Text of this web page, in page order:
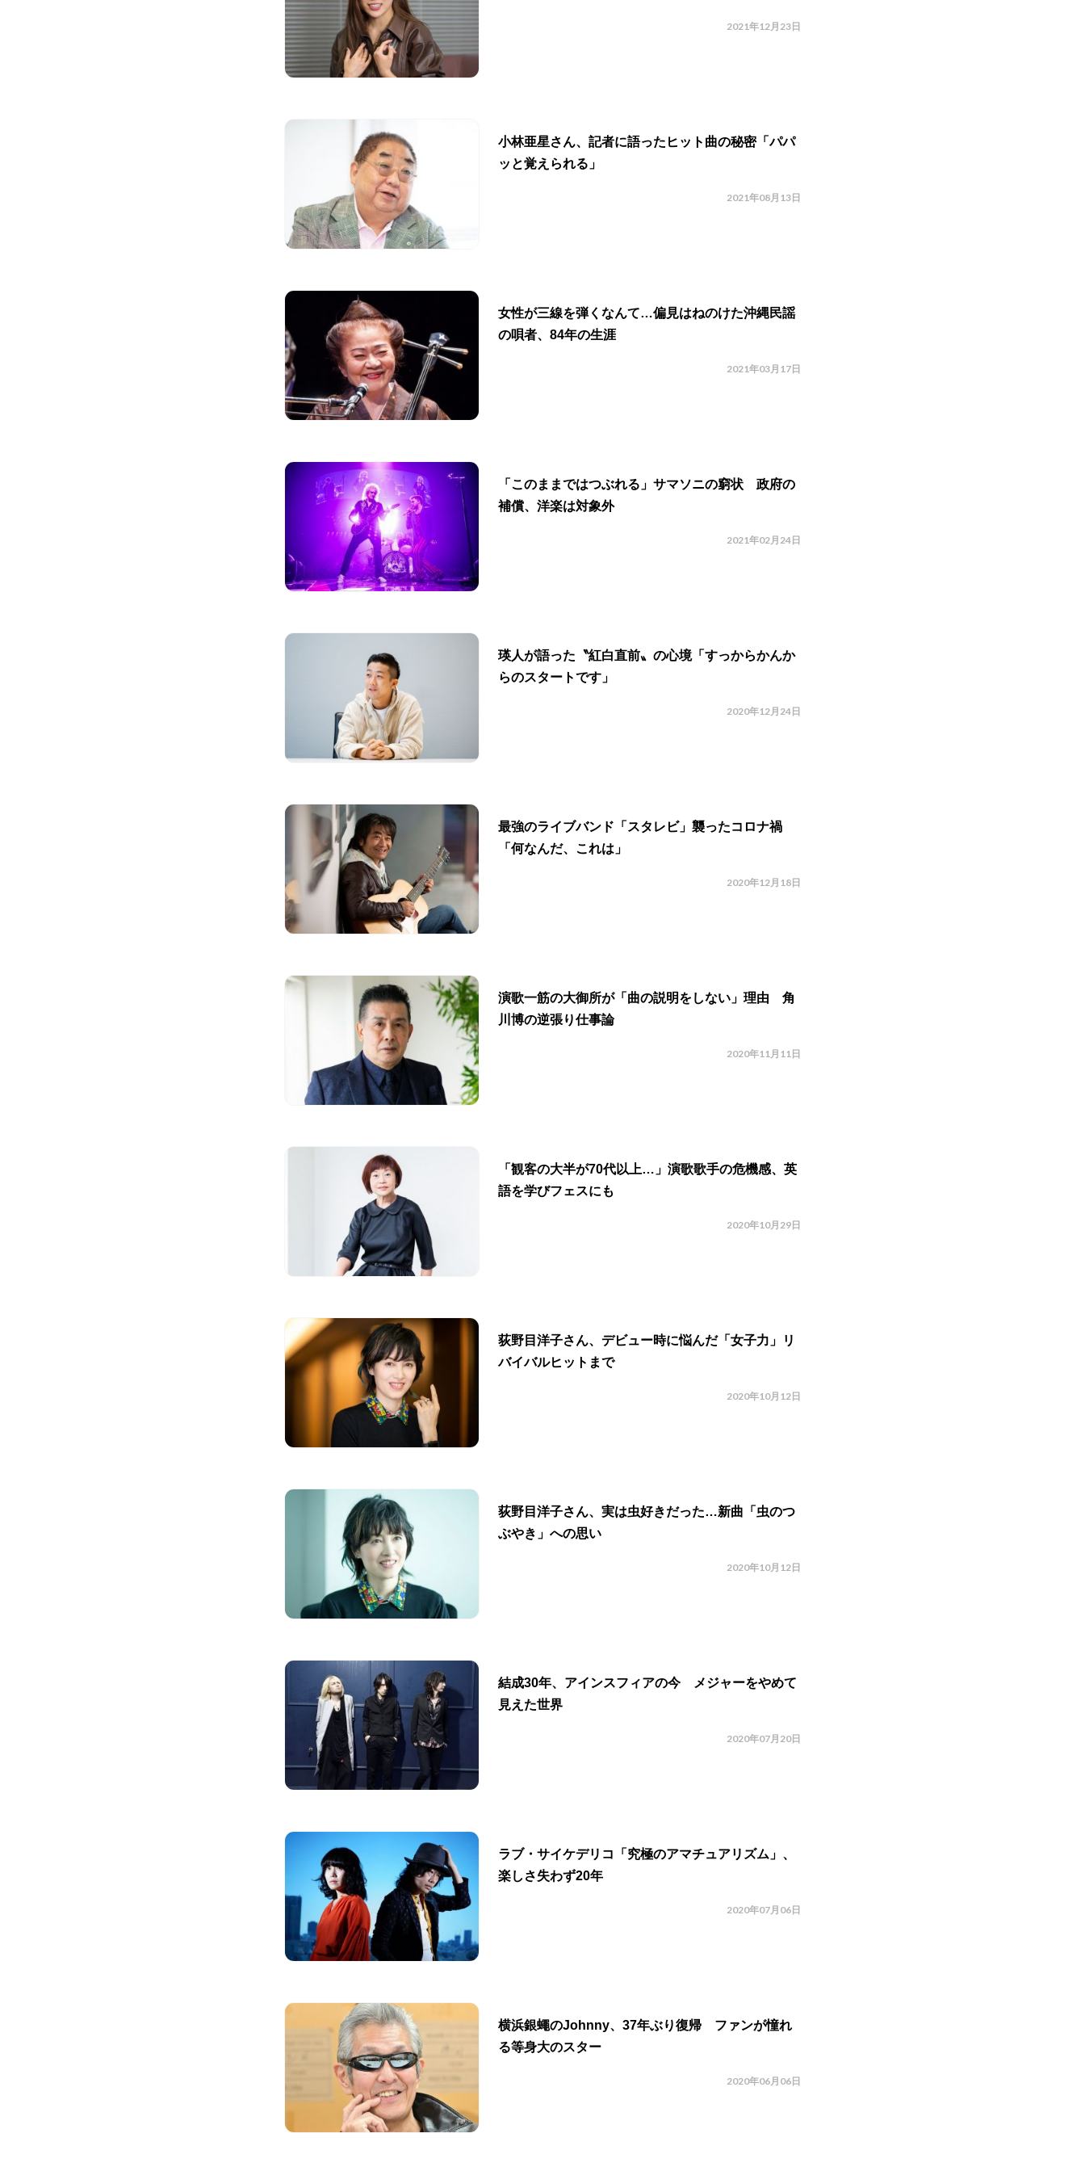
2021年12月23日
小林亜星さん、記者に語ったヒット曲の秘密「パパ
ッと覚えられる」
2021年08月13日
女性が三線を弾くなんて…偏見はねのけた沖縄民謡
の唄者、84年の生涯
2021年03月17日
「このままではつぶれる」サマソニの窮状 政府の
補償、洋楽は対象外
2021年02月24日
瑛人が語った〝紅白直前〟の心境「すっからかんか
らのスタートです」
2020年12月24日
最強のライブバンド「スタレビ」襲ったコロナ禍
「何なんだ、これは」
2020年12月18日
演歌一筋の大御所が「曲の説明をしない」理由 角
川博の逆張り仕事論
2020年11月11日
「観客の大半が70代以上…」演歌歌手の危機感、英
語を学びフェスにも
2020年10月29日
荻野目洋子さん、デビュー時に悩んだ「女子力」リ
バイバルヒットまで
2020年10月12日
荻野目洋子さん、実は虫好きだった…新曲「虫のつ
ぶやき」への思い
2020年10月12日
結成30年、アインスフィアの今 メジャーをやめて
見えた世界
2020年07月20日
ラブ・サイケデリコ「究極のアマチュアリズム」、
楽しさ失わず20年
2020年07月06日
横浜銀蠅のJohnny、37年ぶり復帰 ファンが憧れ
る等身大のスター
2020年06月06日